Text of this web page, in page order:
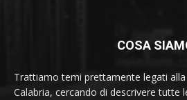
COSA
Trattiamo temi prettamente legati
Calabria, cercando di descrivere tutte